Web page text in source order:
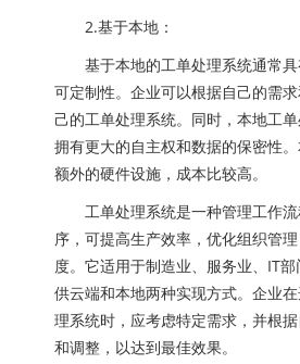
2.基于本地：
基于本地的工单处理系统通常具
可定制性。企业可以根据自己的需
己的工单处理系统。同时，本地工
拥有更大的自主权和数据的保密性
额外的硬件设施，成本比较高。
工单处理系统是一种管理工作流
序，可提高生产效率，优化组织管
度。它适用于制造业、服务业、IT
供云端和本地两种实现方式。企业
理系统时，应考虑特定需求，并根
和调整，以达到最佳效果。